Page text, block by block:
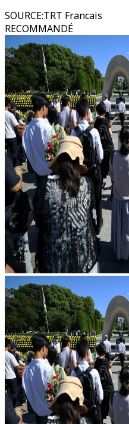
SOURCE:TRT Francais
RECOMMANDÉ